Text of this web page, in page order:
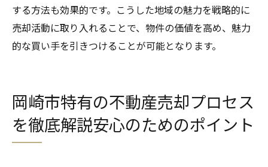
する方法も効果的です。こうした地域の魅力を戦略的に
売却活動に取り入れることで、物件の価値を高め、魅力
的な買い手を引きつけることが可能となります。
岡崎市特有の不動産売却プロセス
を徹底解説安心のためのポイント